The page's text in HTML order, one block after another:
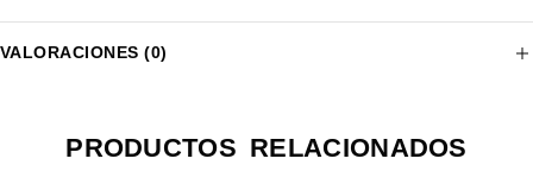
VALORACIONES (0)
PRODUCTOS RELACIONADOS